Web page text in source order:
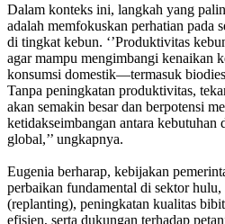
Dalam konteks ini, langkah yang
adalah memfokuskan perhatian pada
di tingkat kebun. ‘’Produktivitas
agar mampu mengimbangi kenaikan
konsumsi domestik—termasuk
Tanpa peningkatan produktivitas,
akan semakin besar dan berpotensi
ketidakseimbangan antara kebutuhan
global,’’ ungkapnya.
Eugenia berharap, kebijakan
perbaikan fundamental di sektor hulu,
(replanting), peningkatan kualitas
efisien, serta dukungan terhadap